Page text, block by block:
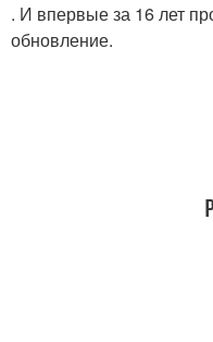
. И впервые за 16 лет
обновление.